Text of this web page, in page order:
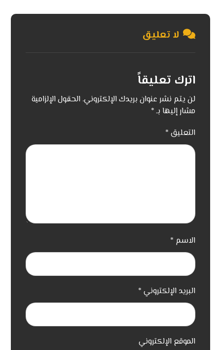
لا تعليق
اترك تعليقاً
لن يتم نشر عنوان بريدك الإلكتروني. الحقول الإلزامية
مشار إليها بـ*
التعليق *
الاسم *
البريد الإلكتروني *
الموقع الإلكتروني